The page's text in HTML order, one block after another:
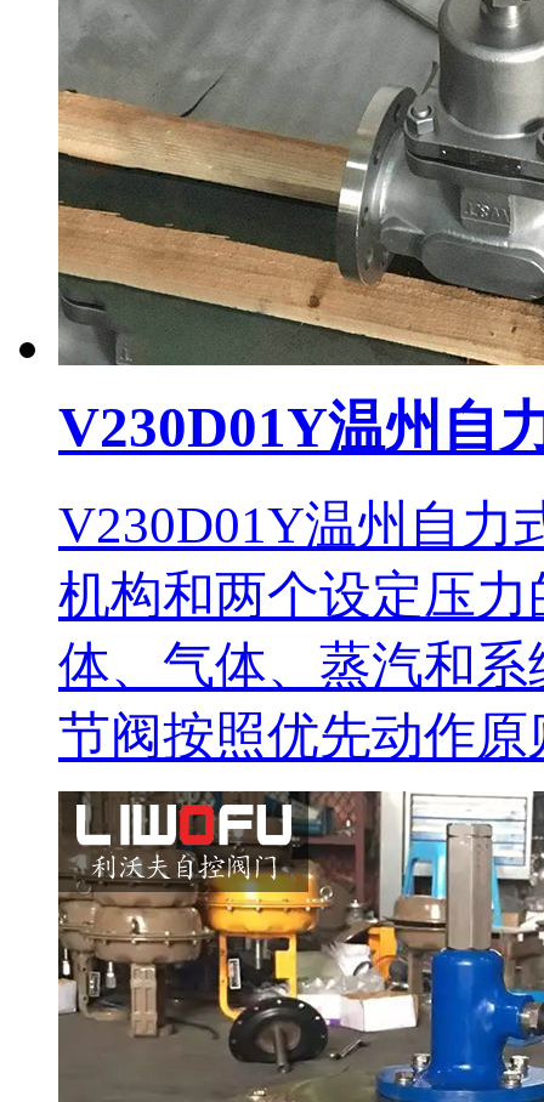
V230D01Y温州自
V230D01Y温州自力
机构和两个设定压
体、气体、蒸汽和
节阀按照优先动作